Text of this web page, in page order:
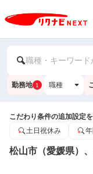
職種・キーワード
勤務地 1 職種
こだわり条件の追加設定
土日祝休み
松山市（愛媛県）